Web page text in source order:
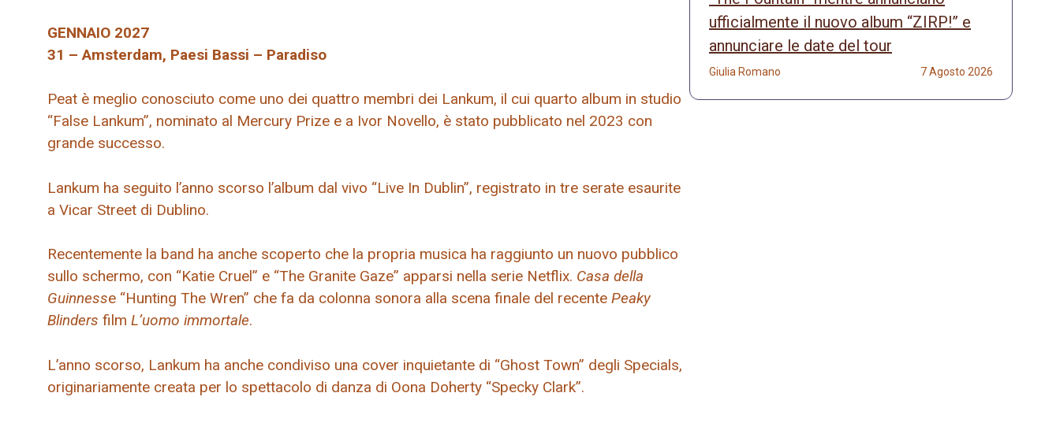
GENNAIO 2027
31 – Amsterdam, Paesi Bassi – Paradiso
Peat è meglio conosciuto come uno dei quattro membri dei Lankum, il cui quarto album in studio
“False Lankum”, nominato al Mercury Prize e a Ivor Novello, è stato pubblicato nel 2023 con
grande successo.
Lankum ha seguito l’anno scorso l’album dal vivo “Live In Dublin”, registrato in tre serate esaurite
a Vicar Street di Dublino.
Recentemente la band ha anche scoperto che la propria musica ha raggiunto un nuovo pubblico
sullo schermo, con “Katie Cruel” e “The Granite Gaze” apparsi nella serie Netflix. Casa della
Guinnesse “Hunting The Wren” che fa da colonna sonora alla scena finale del recente Peaky
Blinders film L’uomo immortale.
L’anno scorso, Lankum ha anche condiviso una cover inquietante di “Ghost Town” degli Specials,
originariamente creata per lo spettacolo di danza di Oona Doherty “Specky Clark”.
ufficialmente il nuovo album “ZIRP!” e
annunciare le date del tour
Giulia Romano 7 Agosto 2026